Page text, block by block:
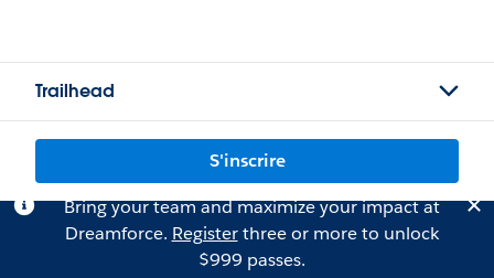
Trailhead
S'inscrire
Bring your team and maximize your impact at
Dreamforce. Registerthree or more to unlock
$999 passes.